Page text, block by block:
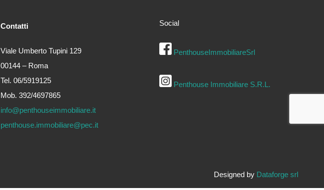
Contatti
Viale Umberto Tupini 129
00144 – Roma
Tel. 06/5919125
Mob. 392/4697865
info@penthouseimmobiliare.it
penthouse.immobiliare@pec.it
Social
PenthouseImmobiliareSrl
Penthouse Immobiliare S.R.L.
Designed by Dataforge srl